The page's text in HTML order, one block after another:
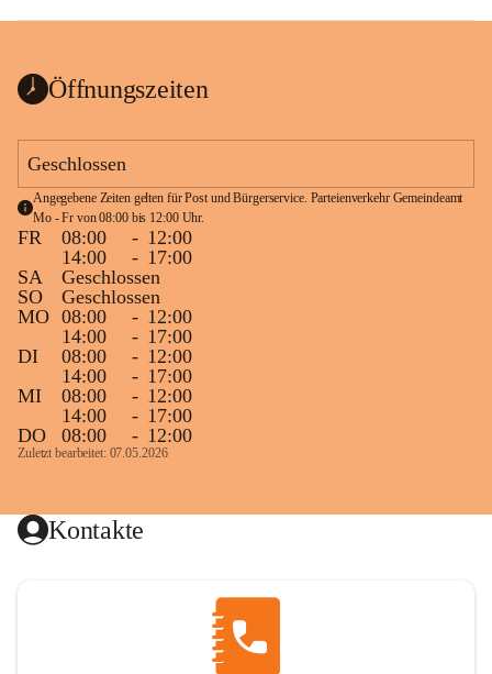
Öffnungszeiten
Geschlossen
Angegebene Zeiten gelten für Post und Bürgerservice. Parteienverkehr Gemeindeamt
Mo - Fr von 08:00 bis 12:00 Uhr.
FR 08:00 - 12:00
14:00
- 17:00
SA
Geschlossen
SO
Geschlossen
MO 08:00 - 12:00
14:00
- 17:00
DI
08:00 - 12:00
14:00
- 17:00
MI
08:00 - 12:00
14:00
- 17:00
DO
08:00 - 12:00
Zuletzt bearbeitet: 07.05.2026
Kontakte